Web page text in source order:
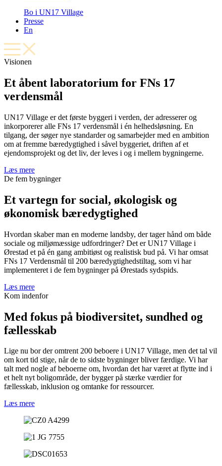
Bo i UN17 Village
Presse
En
Visionen
Et åbent laboratorium for FNs 17
verdensmål
UN17 Village er det første byggeri i verden, der adresserer og
inkorporerer alle FNs 17 verdensmål i én helhedsløsning. En
tilgang, der søger nye standarder og samarbejder med en ambition
om at fremme bæredygtighed i såvel byggeriet, driften af et
ejendomsprojekt og det liv, der leves i og i mellem bygningerne.
Læs mere
De fem bygninger
Et vartegn for social, økologisk og
økonomisk bæredygtighed
Hvordan skaber man en moderne landsby, der tager hånd om både
sociale og miljømæssige udfordringer? Det er UN17 Village i
Ørestad et på én gang ambitiøst og realistisk bud på. Vi har omsat
FNs 17 Verdensmål til 200 bæredygtighedstiltag, som vi har
implementeret i de fem bygninger på Ørestads sydspids.
Læs mere
Kom indenfor
Med fokus på biodiversitet, sundhed og
fællesskab
Lige nu bor der omtrent 200 beboere i UN17 Village, men det tal vil
om kort tid stige, når de to sidste bygninger bliver færdige. Vi har
talt med nogle af beboerne om, hvordan det har været at flytte ind i
et helt nyt boligområde, der bygger på stærke værdier for
fællesskab, inklusion og omtanke for ressourcer.
Læs mere